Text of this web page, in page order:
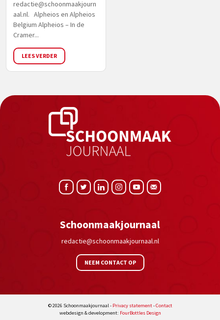
redactie@schoonmaakjourn
aal.nl. Alpheios en Alpheios
Belgium Alpheios – In de
Cramer...
LEES VERDER
Schoonmaakjournaal
redactie@schoonmaakjournaal.nl
NEEM CONTACT OP
© 2026 Schoonmaakjournaal - Privacy statement-Contact
webdesign & development: FourBottles Design